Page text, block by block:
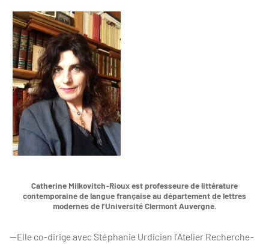
Catherine Milkovitch-Rioux est professeure de littérature
contemporaine de langue française au département de lettres
modernes de l’Université Clermont Auvergne.
—Elle co-dirige avec Stéphanie Urdician l’Atelier Recherche-